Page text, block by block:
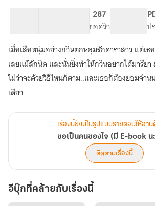
(มี
E-
book
นะคะ)
จำนวนคำ จำนวนหน้า (A5)
287
ยอดวิวระดับเนื้อหา ป
เมื่อเสือหนุ่มอย่างกวินตกหลุมรักดาราสาว แต่เธ
เลยแม้สักนิด และนั่นยิ่งทำให้กวินอยากได้มารียา
ไม่ว่าจะด้วยวิธีไหนก็ตาม..และเธอก็ต้องยอมจำน
เดียว
เรื่องนี้ยังมีในรูปแบบรายตอนให้อ่าน
ขอเป็นคนของใจ (มี E-book น
ติดตามเรื่องนี้
อีบุ๊กที่คล้ายกับเรื่องนี้